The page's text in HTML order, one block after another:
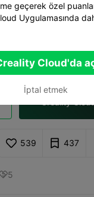
539 437
5
geçerek özel
Uygulamasında
Cloud'da
İptal etmek